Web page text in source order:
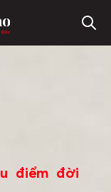
điểm đời